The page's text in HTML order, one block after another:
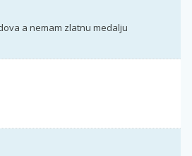
a nemam zlatnu medalju